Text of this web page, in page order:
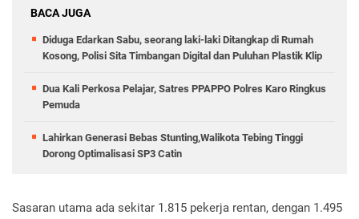
BACA JUGA
Diduga Edarkan Sabu, seorang laki-laki Ditangkap di Rumah
Kosong, Polisi Sita Timbangan Digital dan Puluhan Plastik Klip
Dua Kali Perkosa Pelajar, Satres PPAPPO Polres Karo Ringkus
Pemuda
Lahirkan Generasi Bebas Stunting,Walikota Tebing Tinggi
Dorong Optimalisasi SP3 Catin
Sasaran utama ada sekitar 1.815 pekerja rentan, dengan 1.495